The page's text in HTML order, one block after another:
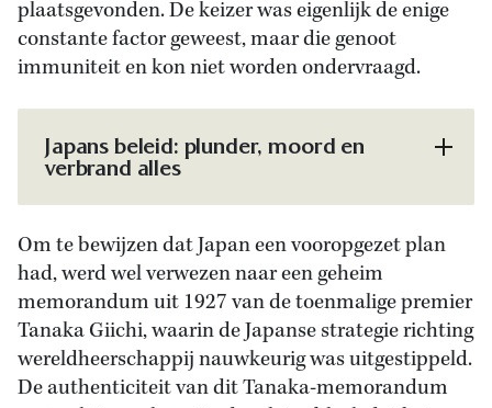
plaatsgevonden. De keizer was eigenlijk de enige
constante factor geweest, maar die genoot
immuniteit en kon niet worden ondervraagd.
Japans beleid: plunder, moord en
verbrand alles
Om te bewijzen dat Japan een vooropgezet plan
had, werd wel verwezen naar een geheim
memorandum uit 1927 van de toenmalige premier
Tanaka Giichi, waarin de Japanse strategie richting
wereldheerschappij nauwkeurig was uitgestippeld.
De authenticiteit van dit Tanaka-memorandum